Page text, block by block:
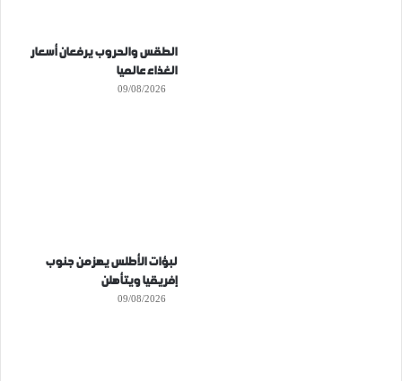
الطقس والحروب يرفعان أسعار
الغذاء عالميا
09/08/2026
لبؤات الأطلس يهزمن جنوب
إفريقيا ويتأهلن
09/08/2026